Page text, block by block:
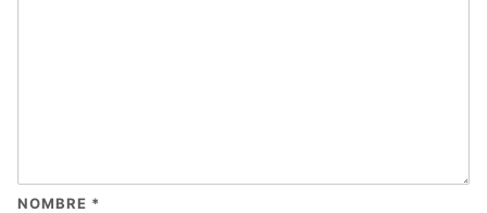
NOMBRE *